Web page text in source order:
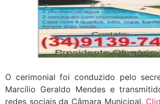
O cerimonial foi conduzido pelo
Marcílio Geraldo Mendes e
redes sociais da Câmara Municipal.